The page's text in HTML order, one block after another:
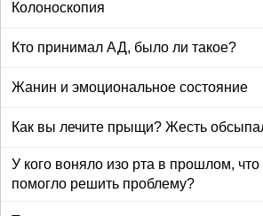
Колоноскопия
Кто принимал АД, было ли такое?
Жанин и эмоциональное состояние
Как вы лечите прыщи? Жесть
У кого воняло изо рта в прошлом,
помогло решить проблему?